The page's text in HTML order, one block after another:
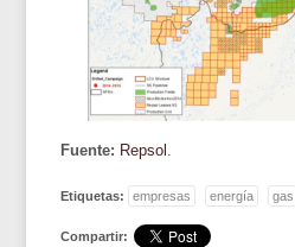
Fuente: Repsol
Etiquetas: empresas energía gas
Compartir: